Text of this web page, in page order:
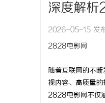
深度解析
2026-05-15 发
2828电影网
随着互联网的不
视内容、高质量的
2828电影网不仅